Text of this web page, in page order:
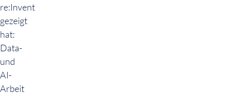
re:Invent
gezeigt
hat:
Data-
und
AI-
Arbeit